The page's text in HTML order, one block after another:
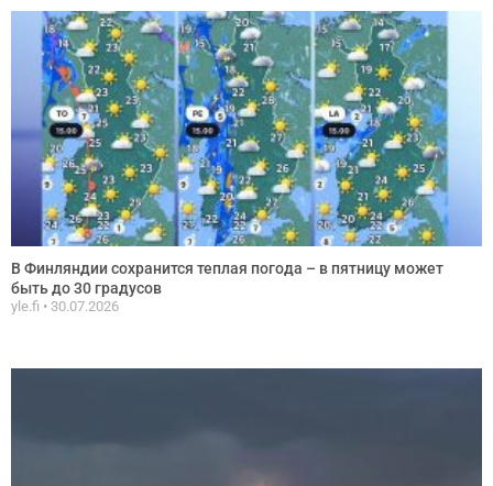
В Финляндии сохранится теплая погода – в пятницу может
быть до 30 градусов
yle.fi 30.07.2026